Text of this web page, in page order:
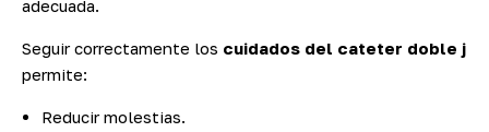
adecuada.
Seguir correctamente los cuidados del cateter doble j
permite:
Reducir molestias.